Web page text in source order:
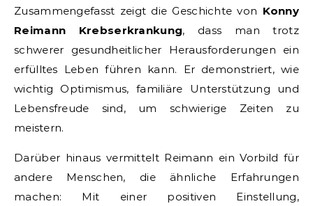
Zusammengefasst zeigt die Geschichte von Konny
Reimann Krebserkrankung, dass man trotz
schwerer gesundheitlicher Herausforderungen ein
erfülltes Leben führen kann. Er demonstriert, wie
wichtig Optimismus, familiäre Unterstützung und
Lebensfreude sind, um schwierige Zeiten zu
meistern.
Darüber hinaus vermittelt Reimann ein Vorbild für
andere Menschen, die ähnliche Erfahrungen
machen: Mit einer positiven Einstellung,